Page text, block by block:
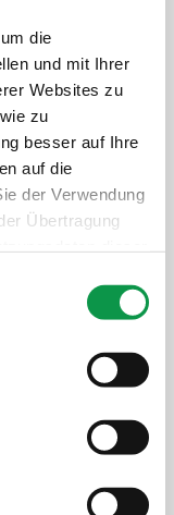
die
und mit Ihrer
Websites zu
zu
besser auf Ihre
auf die
der Verwendung
Übertragung
ist freiwillig
zu Ihren
nur teilweise
„Detaillierte